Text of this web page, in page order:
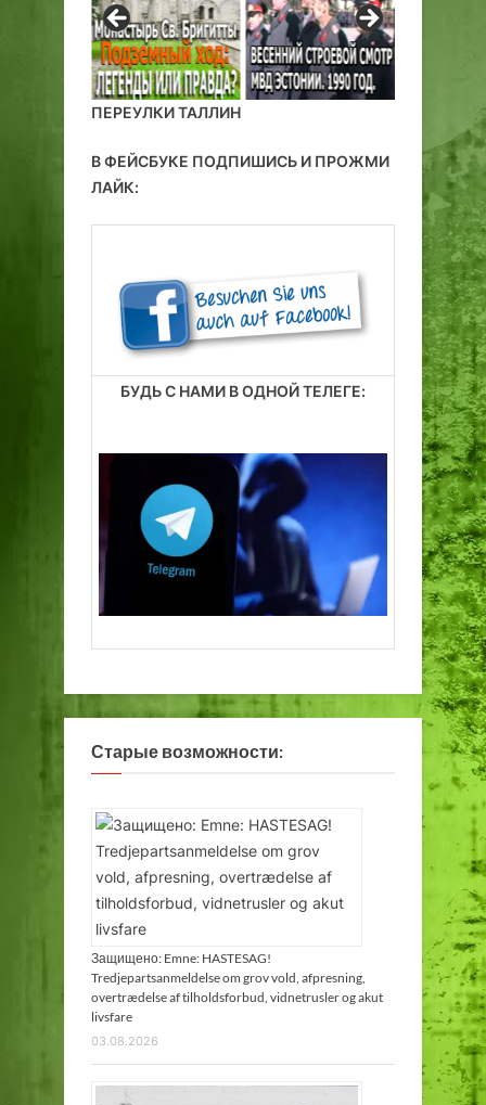
ПЕРЕУЛКИ ТАЛЛИН
В ФЕЙСБУКЕ ПОДПИШИСЬ И ПРОЖМИ
ЛАЙК:
БУДЬ С НАМИ В ОДНОЙ ТЕЛЕГЕ:
Старые возможности:
Защищено: Emne: HASTESAG!
Tredjepartsanmeldelse om grov vold, afpresning,
overtrædelse af tilholdsforbud, vidnetrusler og akut
livsfare
03.08.2026